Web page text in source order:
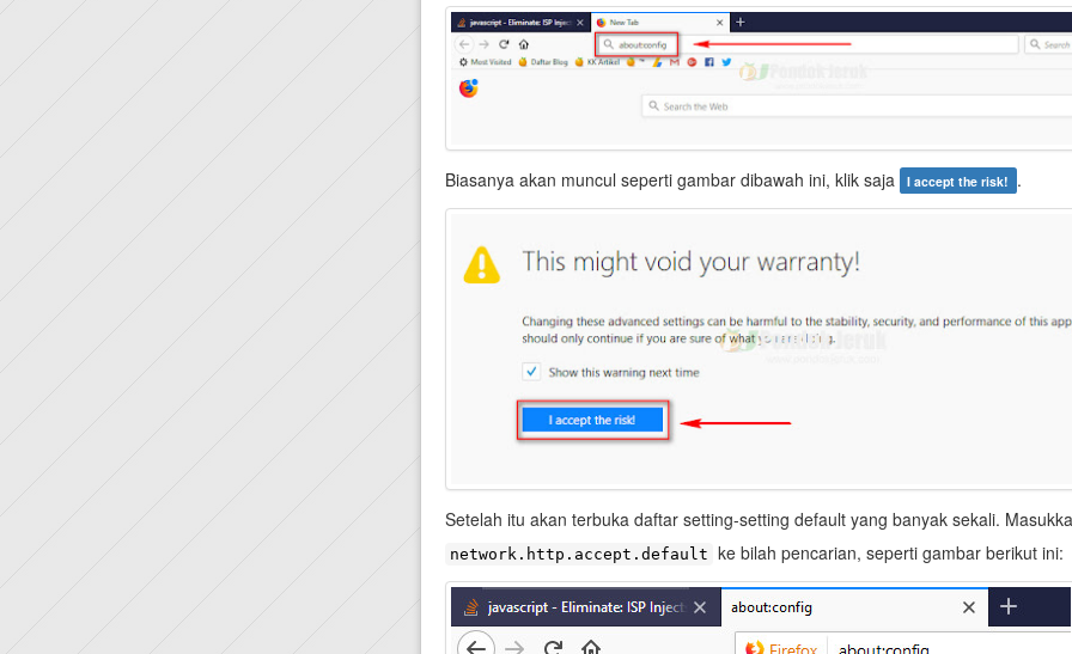
Biasanya akan muncul seperti gambar dibawah ini, klik saja I accept the risk! .
Setelah itu akan terbuka daftar setting-setting default yang banyak sekali.
network.http.accept.default ke bilah pencarian, seperti gambar berikut ini: